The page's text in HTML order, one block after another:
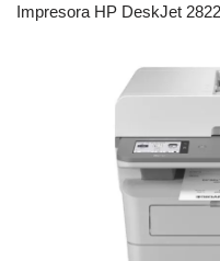
Impresora HP DeskJet